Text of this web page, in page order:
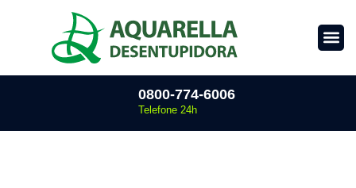
0800-774-6006
Telefone 24h